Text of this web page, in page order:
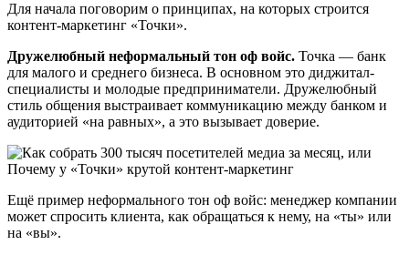
Для начала поговорим о принципах, на которых строится
контент-маркетинг «Точки».
Дружелюбный неформальный тон оф войс. Точка — банк
для малого и среднего бизнеса. В основном это диджитал-
специалисты и молодые предприниматели. Дружелюбный
стиль общения выстраивает коммуникацию между банком и
аудиторией «на равных», а это вызывает доверие.
Ещё пример неформального тон оф войс: менеджер компании
может спросить клиента, как обращаться к нему, на «ты» или
на «вы».